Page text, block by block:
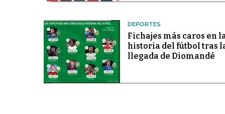
DEPORTES
Fichajes más caros en
historia del fútbol tras
llegada de Diomandé